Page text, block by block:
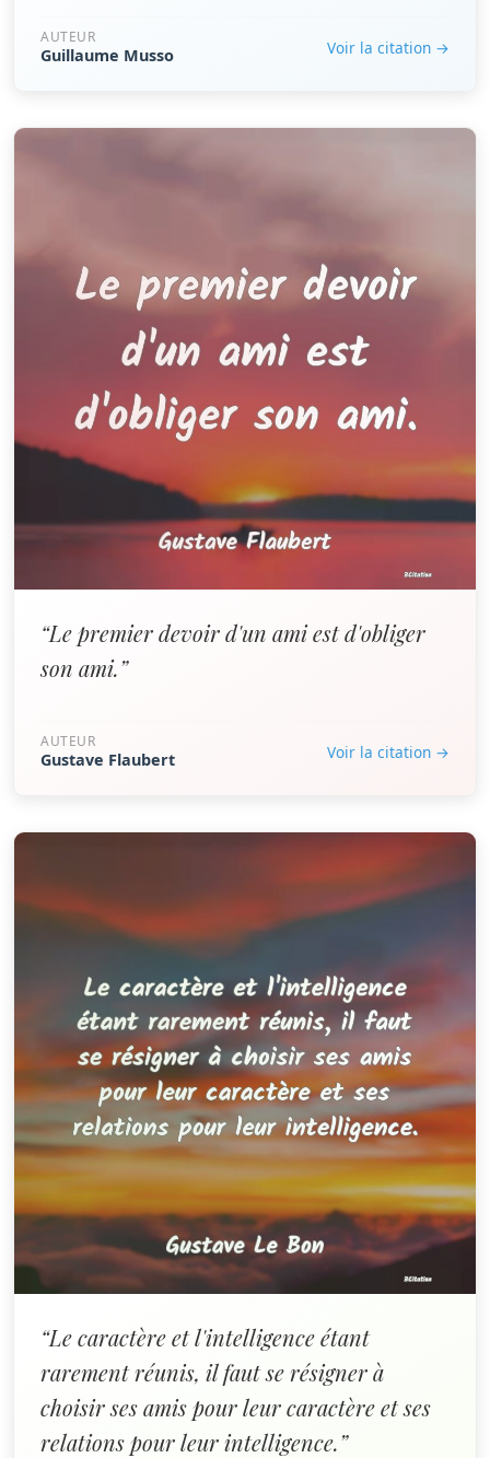
AUTEUR
Guillaume Musso Voir la citation →
“Le premier devoir d'un ami est d'obliger
son ami.”
AUTEUR
Gustave Flaubert Voir la citation →
“Le caractère et l'intelligence étant
rarement réunis, il faut se résigner à
choisir ses amis pour leur caractère et ses
relations pour leur intelligence.”